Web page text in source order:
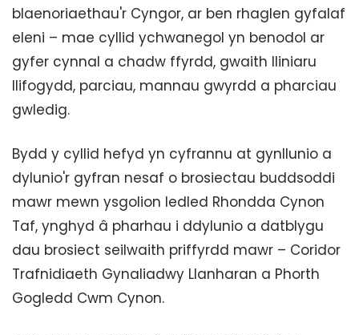
blaenoriaethau'r Cyngor, ar ben rhaglen gyfalaf
eleni – mae cyllid ychwanegol yn benodol ar
gyfer cynnal a chadw ffyrdd, gwaith lliniaru
llifogydd, parciau, mannau gwyrdd a pharciau
gwledig.
Bydd y cyllid hefyd yn cyfrannu at gynllunio a
dylunio'r gyfran nesaf o brosiectau buddsoddi
mawr mewn ysgolion ledled Rhondda Cynon
Taf, ynghyd â pharhau i ddylunio a datblygu
dau brosiect seilwaith priffyrdd mawr – Coridor
Trafnidiaeth Gynaliadwy Llanharan a Phorth
Gogledd Cwm Cynon.